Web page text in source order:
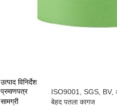
उत्पाद विनिर्देश
प्रमाणपत्र
ISO9001, SGS, BV,
सामग्री
बेहद पतला कागज